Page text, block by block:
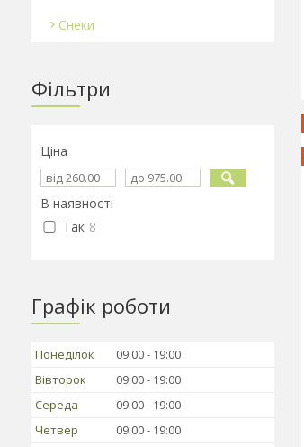
Снеки
Фільтри
Ціна
В наявності
Так 8
Графік роботи
Понеділок 09:00
19:00
Вівторок
09:00
19:00
Середа
09:00
19:00
Четвер
09:00
19:00